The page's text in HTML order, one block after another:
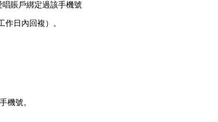
賬戶綁定過該手機號
作日內回複）。
機號。